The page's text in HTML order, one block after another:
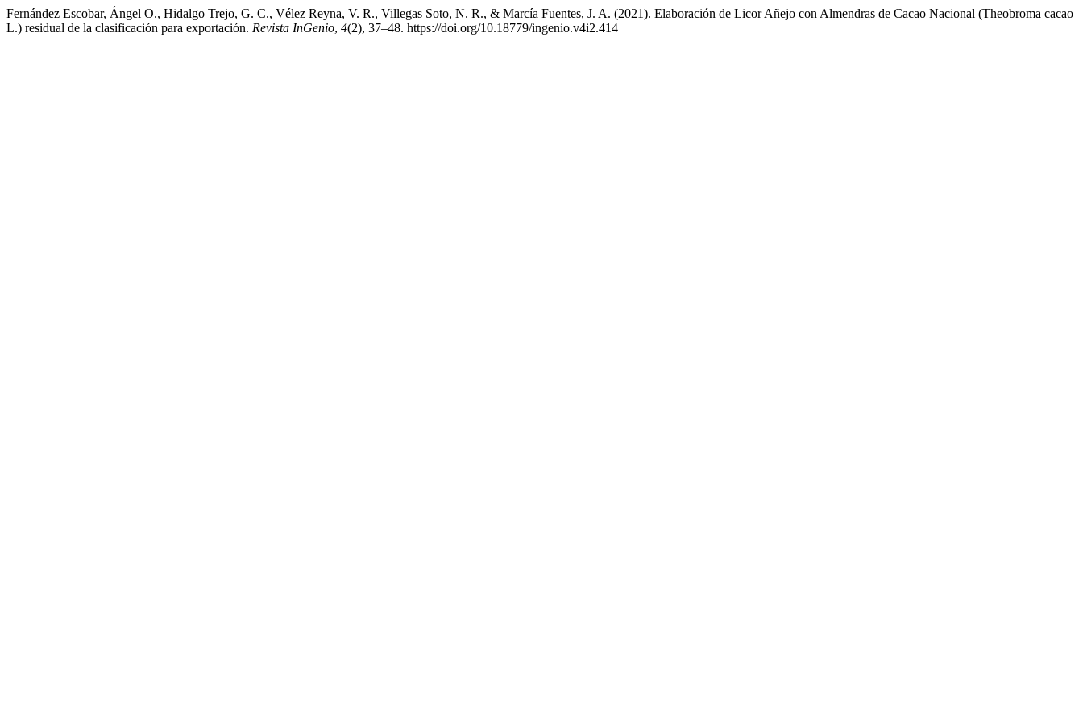
Fernández Escobar, Ángel O., Hidalgo Trejo, G. C., Vélez Reyna, V. R., Villegas Soto, N. R., & Marcía Fuentes, J. A. (2021). Elaboración de Licor Añejo con Almendras de Cacao Nacional (Theobroma cacao
L.) residual de la clasificación para exportación. Revista InGenio, 4(2), 37–48. https://doi.org/10.18779/ingenio.v4i2.414